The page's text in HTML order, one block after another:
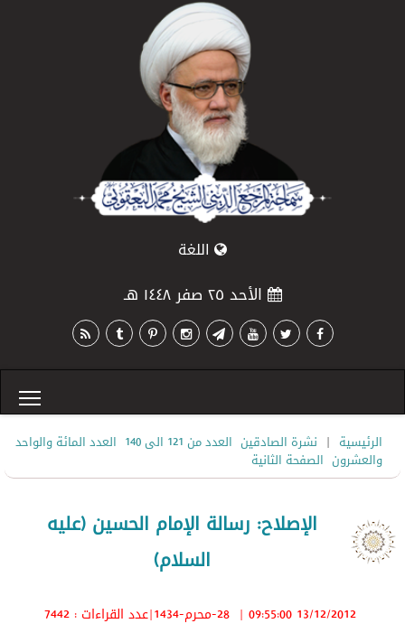
اللغة
الأحد ٢٥ صفر ١٤٤٨ هـ
الرئيسية | نشرة الصادقين العدد من 121 الى 140
العدد المائة والواحد
والعشرون الصفحة الثانية
الإصلاح: رسالة الإمام الحسين (عليه
السلام)
13/12/2012 09:55:00
| 28-محرم-1434 |عدد القراءات : 7442